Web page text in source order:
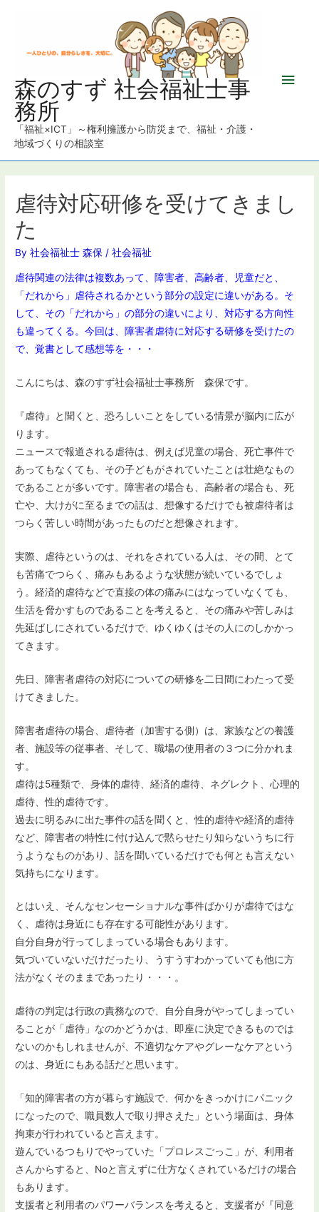
森のすず 社会福祉士事
務所
「福祉×ICT」～権利擁護から防災まで、福祉・介護・
地域づくりの相談室
メ
ニ
虐待対応研修を受けてきまし
た
By社会福祉士 森保 /社会福祉
虐待関連の法律は複数あって、障害者、高齢者、児童だと、
「だれから」虐待されるかという部分の設定に違いがある。そ
して、その「だれから」の部分の違いにより、対応する方向性
も違ってくる。今回は、障害者虐待に対応する研修を受けたの
で、覚書として感想等を・・・
こんにちは、森のすず社会福祉士事務所 森保です。
『虐待』と聞くと、恐ろしいことをしている情景が脳内に広が
ります。
ニュースで報道される虐待は、例えば児童の場合、死亡事件で
あってもなくても、その子どもがされていたことは壮絶なもの
であることが多いです。障害者の場合も、高齢者の場合も、死
亡や、大けがに至るまでの話は、想像するだけでも被虐待者は
つらく苦しい時間があったものだと想像されます。
実際、虐待というのは、それをされている人は、その間、とて
も苦痛でつらく、痛みもあるような状態が続いているでしょ
う。経済的虐待などで直接の体の痛みにはなっていなくても、
生活を脅かすものであることを考えると、その痛みや苦しみは
先延ばしにされているだけで、ゆくゆくはその人にのしかかっ
てきます。
先日、障害者虐待の対応についての研修を二日間にわたって受
けてきました。
障害者虐待の場合、虐待者（加害する側）は、家族などの養護
者、施設等の従事者、そして、職場の使用者の３つに分かれま
す。
虐待は5種類で、身体的虐待、経済的虐待、ネグレクト、心理的
虐待、性的虐待です。
過去に明るみに出た事件の話を聞くと、性的虐待や経済的虐待
など、障害者の特性に付け込んで黙らせたり知らないうちに行
うようなものがあり、話を聞いているだけでも何とも言えない
気持ちになります。
とはいえ、そんなセンセーショナルな事件ばかりが虐待ではな
く、虐待は身近にも存在する可能性があります。
自分自身が行ってしまっている場合もあります。
気づいていないだけだったり、うすうすわかっていても他に方
法がなくそのままであったり・・・。
虐待の判定は行政の責務なので、自分自身がやってしまってい
ることが「虐待」なのかどうかは、即座に決定できるものでは
ないのかもしれませんが、不適切なケアやグレーなケアという
のは、身近にもある話だと思います。
「知的障害者の方が暮らす施設で、何かをきっかけにパニック
になったので、職員数人で取り押さえた」という場面は、身体
拘束が行われていると言えます。
遊んでいるつもりでやっていた「プロレスごっこ」が、利用者
さんからすると、Noと言えずに仕方なくされているだけの場合
もあります。
支援者と利用者のパワーバランスを考えると、支援者が『同意